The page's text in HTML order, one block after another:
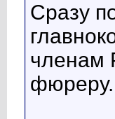
Сразу
членам
фюреру.